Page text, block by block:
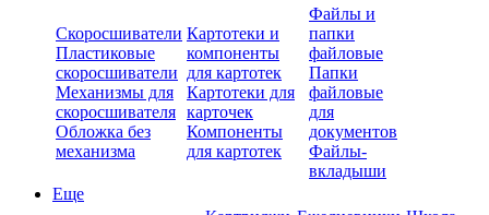
Скоросшиватели
Пластиковые
скоросшиватели
Механизмы для
скоросшивателя
Обложка без
механизма
Картотеки и
компоненты
для картотек
Картотеки для
карточек
Компоненты
для картотек
Файлы и
папки
файловые
Папки
файловые
для
документов
Файлы-
вкладыши
Еще